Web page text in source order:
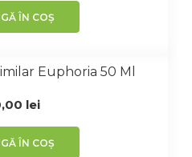
ÎN COȘ
Euphoria 50 Ml
lei
ÎN COȘ